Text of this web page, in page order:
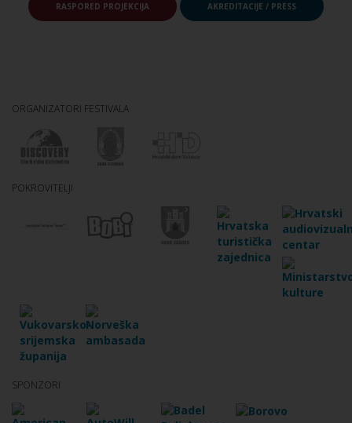
RASPORED PROJEKCIJA AKREDITACIJE / PRESS
ORGANIZATORI FESTIVALA
POKROVITELJI
SPONZORI